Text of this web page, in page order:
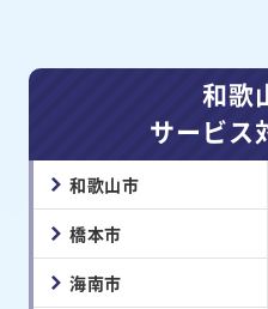
和歌
サービス
和歌山市
橋本市
海南市